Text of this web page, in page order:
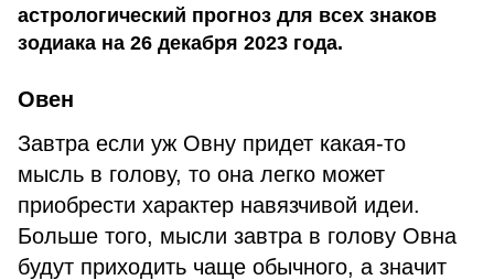
астрологический прогноз для всех знаков
зодиака на 26 декабря 2023 года.
Овен
Завтра если уж Овну придет какая-то
мысль в голову, то она легко может
приобрести характер навязчивой идеи.
Больше того, мысли завтра в голову Овна
будут приходить чаще обычного, а значит